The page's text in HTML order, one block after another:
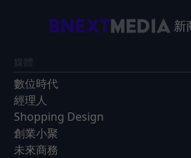
新
媒體
數位時代
經理人
Shopping Design
創業小聚
未來商務